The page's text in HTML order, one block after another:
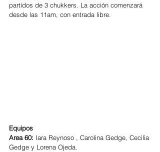
partidos de 3 chukkers. La acción comenzará
desde las 11am, con entrada libre.
Equipos
Area 60: Iara Reynoso , Carolina Gedge, Cecilia
Gedge y Lorena Ojeda.